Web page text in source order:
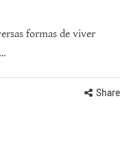
formas de viver
Share